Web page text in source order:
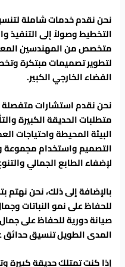
نحن نقدم خدمات شاملة
التخطيط وصولاً إلى التنفيذ
متخصص من المهندسين
لتطوير تصميمات مبتكرة
الفضاء الخارجي الكبير.
نحن نقدم استشارات
متطلبات الحديقة الكبيرة
البيئة المحيطة واحتياجات
التصميم واستخدام مجموعة
لإضفاء الطابع الجمالي
بالإضافة إلى ذلك، نحن
للحفاظ على نمو النباتات
صيانة دورية للحفاظ على
المدى الطويل تنسيق حدائق
إذا كنت تمتلك حديقة